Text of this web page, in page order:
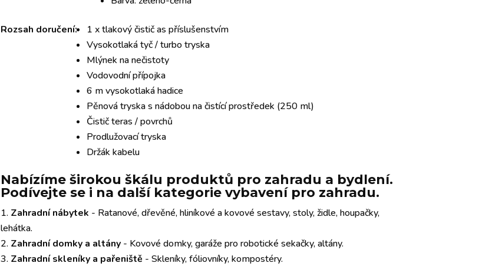
Rozsah doručení:
1 x tlakový čistič as příslušenstvím
Vysokotlaká tyč / turbo tryska
Mlýnek na nečistoty
Vodovodní přípojka
6 m vysokotlaká hadice
Pěnová tryska s nádobou na čistící prostředek (250 ml)
Čistič teras / povrchů
Prodlužovací tryska
Držák kabelu
Nabízíme širokou škálu produktů pro zahradu a bydlení.
Podívejte se i na další kategorie vybavení pro zahradu.
Zahradní nábytek - Ratanové, dřevěné, hliníkové a kovové sestavy, stoly, židle, houpačky,
lehátka.
Zahradní domky a altány - Kovové domky, garáže pro robotické sekačky, altány.
Zahradní skleníky a pařeniště - Skleníky, fóliovníky, kompostéry.